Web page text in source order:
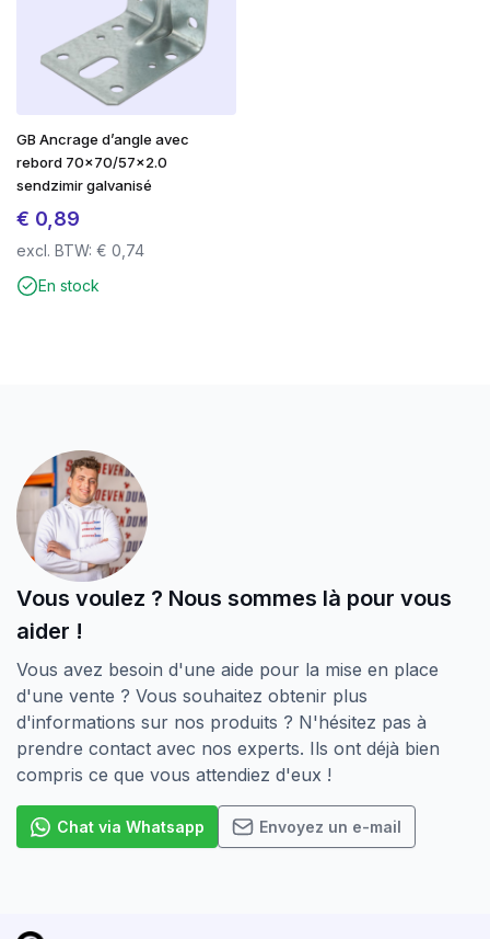
GB Ancrage d’angle avec
rebord 70×70/57×2.0
sendzimir galvanisé
€ 0,89
excl. BTW: € 0,74
En stock
Vous voulez ? Nous sommes là pour vous
aider !
Vous avez besoin d'une aide pour la mise en place
d'une vente ? Vous souhaitez obtenir plus
d'informations sur nos produits ? N'hésitez pas à
prendre contact avec nos experts. Ils ont déjà bien
compris ce que vous attendiez d'eux !
Chat via Whatsapp Envoyez un e-mail